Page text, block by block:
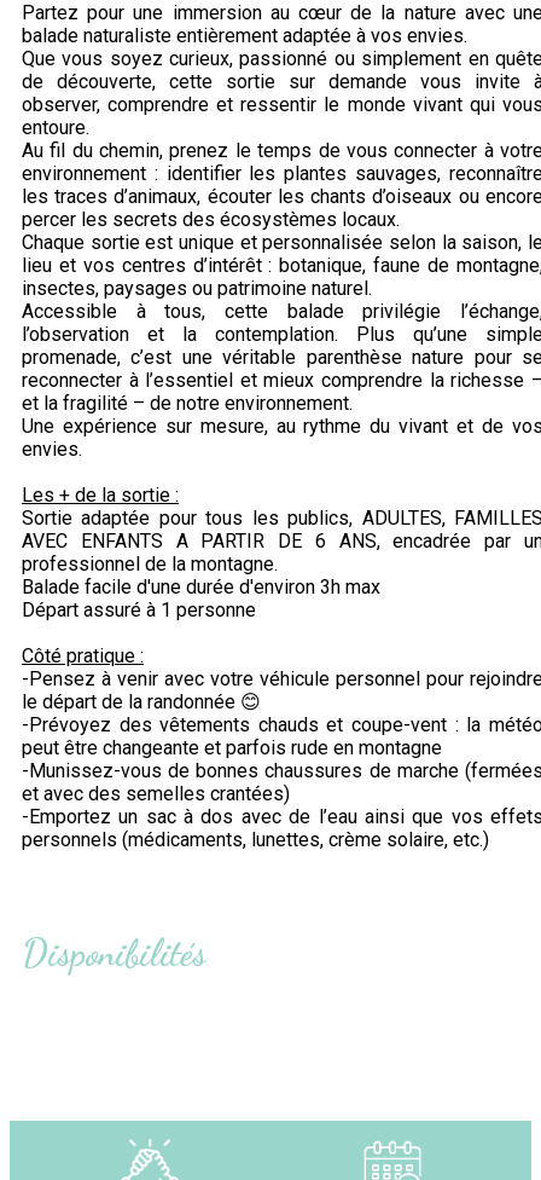
Partez pour une immersion au cœur de la nature avec
balade naturaliste entièrement adaptée à vos envies.
Que vous soyez curieux, passionné ou simplement en
de découverte, cette sortie sur demande vous invite
observer, comprendre et ressentir le monde vivant qui
entoure.
Au fil du chemin, prenez le temps de vous connecter à
environnement : identifier les plantes sauvages,
les traces d’animaux, écouter les chants d’oiseaux ou
percer les secrets des écosystèmes locaux.
Chaque sortie est unique et personnalisée selon la saison,
lieu et vos centres d’intérêt : botanique, faune de
insectes, paysages ou patrimoine naturel.
Accessible à tous, cette balade privilégie
l’observation et la contemplation. Plus qu’une
promenade, c’est une véritable parenthèse nature pour
reconnecter à l’essentiel et mieux comprendre la richesse
et la fragilité – de notre environnement.
Une expérience sur mesure, au rythme du vivant et de
envies.
Les + de la sortie :
Sortie adaptée pour tous les publics, ADULTES,
AVEC ENFANTS A PARTIR DE 6 ANS, encadrée par
professionnel de la montagne.
Balade facile d'une durée d'environ 3h max
Départ assuré à 1 personne
Côté pratique :
-Pensez à venir avec votre véhicule personnel pour
le départ de la randonnée 😊
-Prévoyez des vêtements chauds et coupe-vent : la
peut être changeante et parfois rude en montagne
-Munissez-vous de bonnes chaussures de marche
et avec des semelles crantées)
-Emportez un sac à dos avec de l’eau ainsi que vos
personnels (médicaments, lunettes, crème solaire, etc.)
Disponibilités